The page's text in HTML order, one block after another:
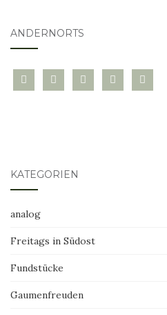
ANDERNORTS
bloglovininstagramtwitter pinterest
mail
KATEGORIEN
analog
Freitags in Südost
Fundstücke
Gaumenfreuden